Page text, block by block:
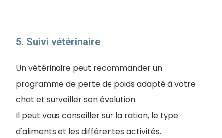
5. Suivi vétérinaire
Un vétérinaire peut recommander un
programme de perte de poids adapté à votre
chat et surveiller son évolution.
Il peut vous conseiller sur la ration, le type
d'aliments et les différentes activités.